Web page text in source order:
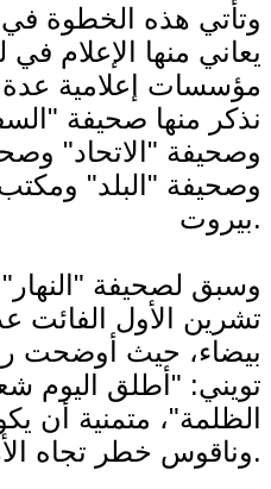
وتأتي هذه الخطوة
يعاني منها الإعلام في
مؤسسات إعلامية عدة
نذكر منها صحيفة
وصحيفة "الاتحاد"
وصحيفة "البلد"
بيروت.
تشرين الأول الفائت
بيضاء، حيث أوضحت
تويني: "أطلق اليوم
الظلمة"، متمنية أن
وناقوس خطر تجاه الأزمات.